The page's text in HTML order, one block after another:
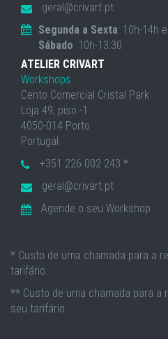
geral@crivart.pt
Segunda a Sexta: 10h-14h
Sábado: 10h-13:30
ATELIER CRIVART
Workshops
Cento Comercial Cristal Park
Loja 49, piso -1
4050-014 Porto
Portugal
+351 226 002 243 *
geral@crivart.pt
Agende o seu Workshop
* Custo de uma chamada para a
tarifário.
** Custo de uma chamada para a
seu tarifário.